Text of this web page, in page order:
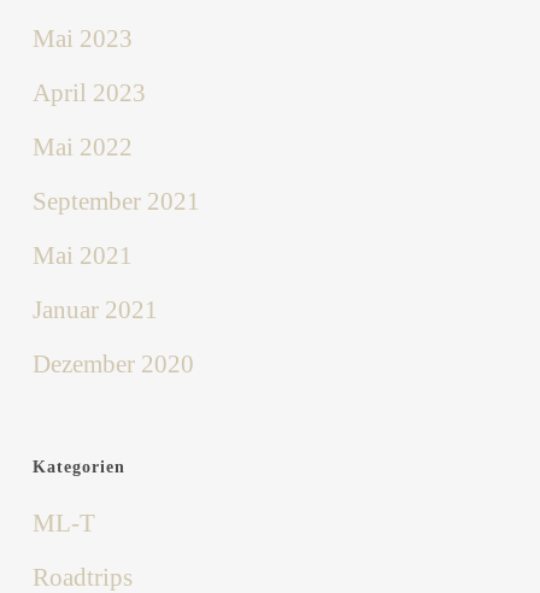
Mai 2023
April 2023
Mai 2022
September 2021
Mai 2021
Januar 2021
Dezember 2020
Kategorien
ML-T
Roadtrips